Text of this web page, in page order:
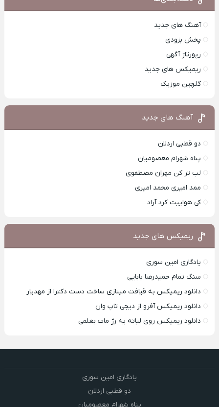
آهنگ های جدید
پخش بزودی
رپورتاژ آگهی
ریمیکس های جدید
گلچین موزیک
آهنگ های جدید
دو قطبی اردلان
پناه شهرام معصومیان
لب تر کن مهران مصطفوی
ممد امیری محمد امیری
کی هواییت کرد آراد
ریمیکس های جدید
یادگاری امین سوری
سنگ تمام حمیدرضا بابایی
دانلود ریمیکس به قیافت مینازی ساخت دست دکترا از مهدیار
دانلود ریمیکس آفرو از ديجی تاپ وان
دانلود ریمیکس روی لباته یه رژ مات بغلمی
یادگاری امین سوری
دو قطبی اردلان
پناه شهرام معصومیان